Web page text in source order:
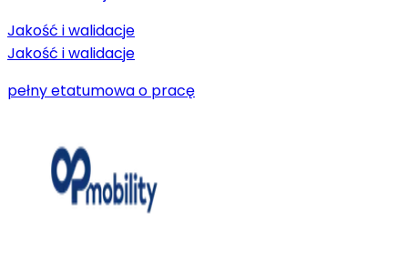
Jakość i walidacje
Jakość i walidacje
pełny etatumowa o pracę